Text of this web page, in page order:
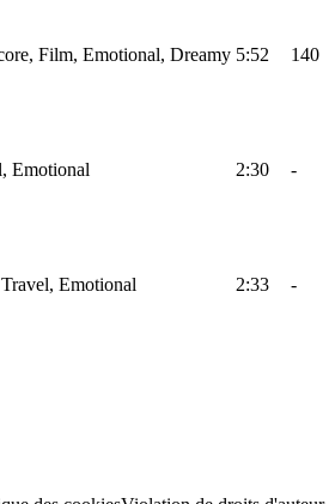
Film, Emotional, Dreamy 5:52 140
Emotional 2:30 -
Emotional 2:33 -